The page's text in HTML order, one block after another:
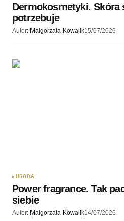
Dermokosmetyki. Skóra
potrzebuje
Autor: Malgorzata Kowalik15/07/2026
URODA
Power fragrance. Tak
siebie
Autor: Malgorzata Kowalik14/07/2026